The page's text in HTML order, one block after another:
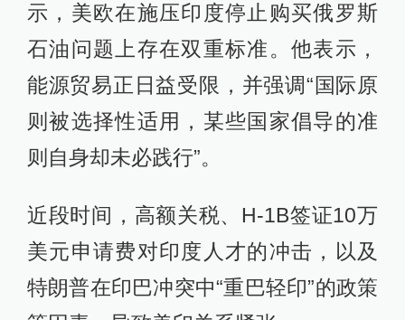
示，美欧在施压印度停止购买俄罗斯
石油问题上存在双重标准。他表示，
能源贸易正日益受限，并强调“国际原
则被选择性适用，某些国家倡导的准
则自身却未必践行”。
近段时间，高额关税、H-1B签证10万
美元申请费对印度人才的冲击，以及
特朗普在印巴冲突中“重巴轻印”的政策